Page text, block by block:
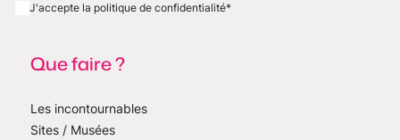
J'accepte la politique de confidentialité*
Que faire ?
Les incontournables
Sites / Musées